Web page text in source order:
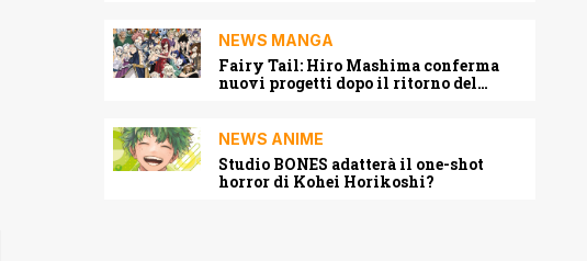
NEWS MANGA
Fairy Tail: Hiro Mashima conferma
nuovi progetti dopo il ritorno del
NEWS ANIME
Studio BONES adatterà il one-shot
horror di Kohei Horikoshi?